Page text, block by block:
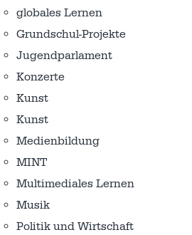
globales Lernen
Grundschul-Projekte
Jugendparlament
Konzerte
Kunst
Kunst
Medienbildung
MINT
Multimediales Lernen
Musik
Politik und Wirtschaft